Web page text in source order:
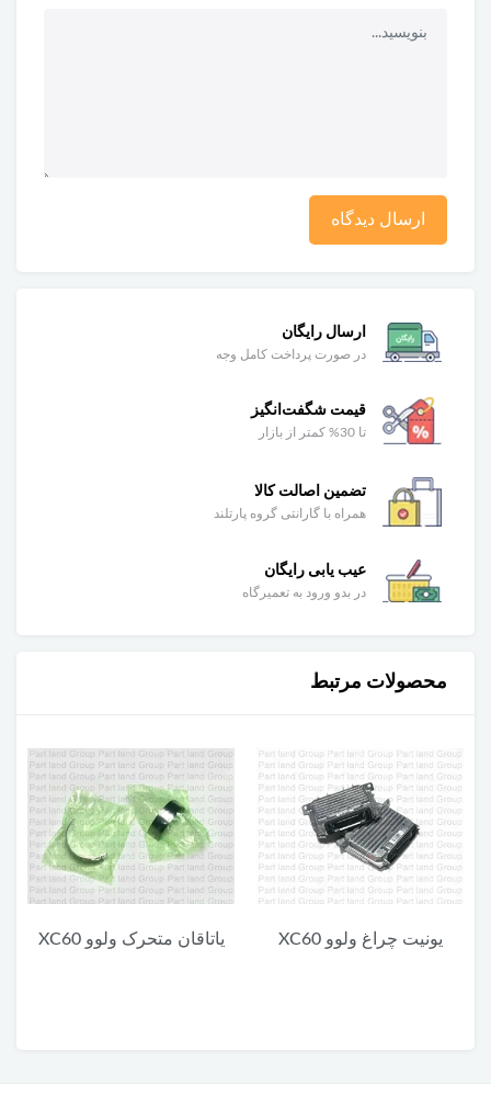
ارسال دیدگاه
ارسال رایگان
در صورت پرداخت کامل وجه
قیمت شگفت‌انگیز
تا 30% کمتر از بازار
تضمین اصالت کالا
همراه با گارانتی گروه پارتلند
عیب یابی رایگان
در بدو ورود به تعمیرگاه
محصولات مرتبط
یاتاقان متحرک ولوو XC60 یاتاقان ثابت پایین ولوو XC60